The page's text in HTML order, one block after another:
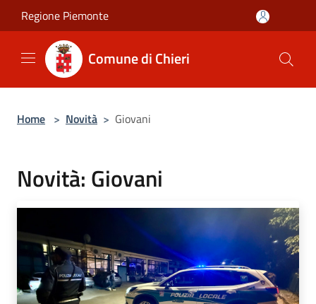
Salta al contenuto principale
Regione Piemonte
Comune di Chieri
Home > Novità > Giovani
Novità: Giovani